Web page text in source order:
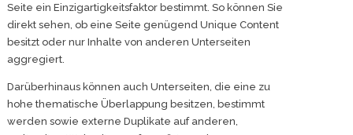
Seite ein Einzigartigkeitsfaktor bestimmt. So können Sie
direkt sehen, ob eine Seite genügend Unique Content
besitzt oder nur Inhalte von anderen Unterseiten
aggregiert.
Darüberhinaus können auch Unterseiten, die eine zu
hohe thematische Überlappung besitzen, bestimmt
werden sowie externe Duplikate auf anderen,